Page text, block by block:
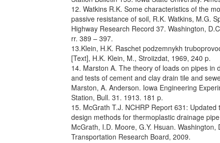
12. Watkins R.K. Some characteristics of the
passive resistance of soil, R.K. Watkins, M.G.
Highway Research Record 37. Washington,
rr. 389 – 397.
13.Klein, H.K. Raschet podzemnykh
[Text], H.K. Klein, M., Stroiizdat, 1969, 240 p.
14. Marston A. The theory of loads on pipes in
and tests of cement and clay drain tile and
Marston, A. Anderson. Iowa Engineering
Station, Bull. 31. 1913. 181 p.
15. McGrath T.J. NCHRP Report 631: Updated
design methods for thermoplastic drainage
McGrath, I.D. Moore, G.Y. Hsuan. Washington,
Transportation Research Board, 2009.